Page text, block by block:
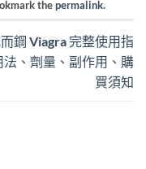
thepermalink.
鋼 Viagra 完整使用指
法、劑量、副作用、購
買須知